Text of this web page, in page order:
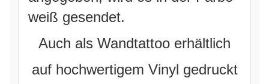
weiß gesendet.
Auch als Wandtattoo erhältlich
auf hochwertigem Vinyl gedruckt